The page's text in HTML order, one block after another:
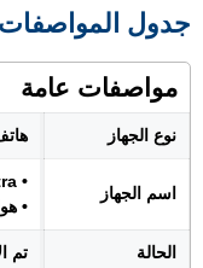
جدول المواصفات
مواصفات عامة
نوع الجهاز
اسم الجهاز
• Huawei Pura 80 Ultra
•
الحالة تم